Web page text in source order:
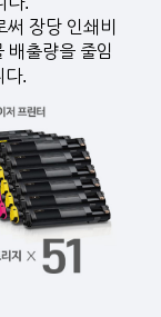
장당 인쇄비
배출량을 줄임
다.